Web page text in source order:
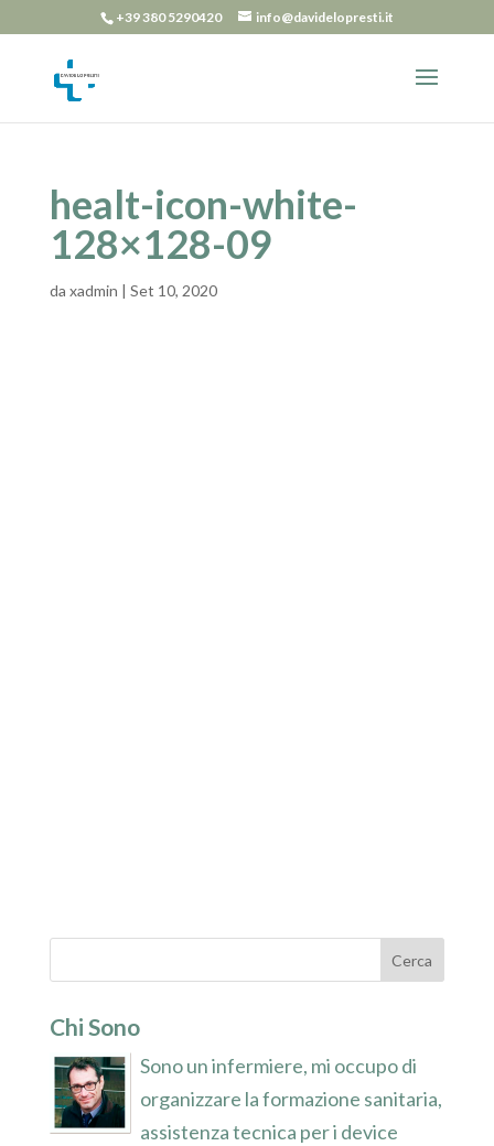
+39 380 5290420 info@davidelopresti.it
healt-icon-white-
128×128-09
da xadmin | Set 10, 2020
Chi Sono
Sono un infermiere, mi occupo di
organizzare la formazione sanitaria,
assistenza tecnica per i device